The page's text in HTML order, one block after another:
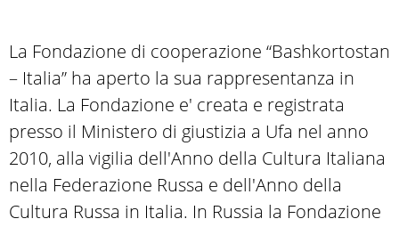
La Fondazione di cooperazione “Bashkortostan
– Italia” ha aperto la sua rappresentanza in
Italia. La Fondazione e' creata e registrata
presso il Ministero di giustizia a Ufa nel anno
2010, alla vigilia dell'Anno della Cultura Italiana
nella Federazione Russa e dell'Anno della
Cultura Russa in Italia. In Russia la Fondazione